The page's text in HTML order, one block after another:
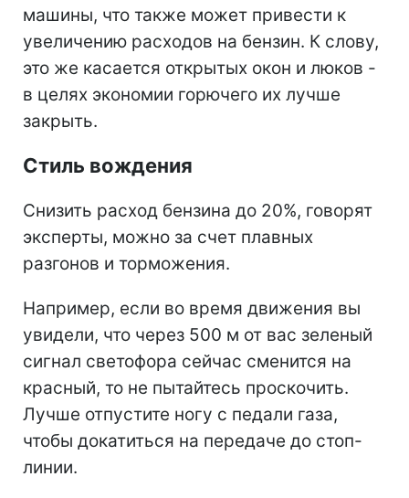
машины, что также может привести к
увеличению расходов на бензин. К слову,
это же касается открытых окон и люков -
в целях экономии горючего их лучше
закрыть.
Стиль вождения
Снизить расход бензина до 20%, говорят
эксперты, можно за счет плавных
разгонов и торможения.
Например, если во время движения вы
увидели, что через 500 м от вас зеленый
сигнал светофора сейчас сменится на
красный, то не пытайтесь проскочить.
Лучше отпустите ногу с педали газа,
чтобы докатиться на передаче до стоп-
линии.